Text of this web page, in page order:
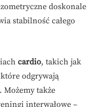
doskonale
stabilność całego
cardio, takich jak
odgrywają
także
interwałowe –